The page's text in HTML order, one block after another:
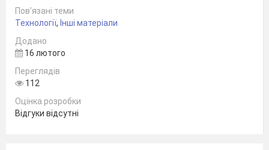
Кондратюк Даниїл Олександрович
6 років
I вікова категорія-діти 6-11 років;
1 клас
«Український сувенір»
«Підкова - талісман захисту»
Білопільська гімназія
Пов’язані теми
Технології, Інші матеріали
Додано
16 лютого
Переглядів
112
Оцінка розробки
Відгуки відсутні